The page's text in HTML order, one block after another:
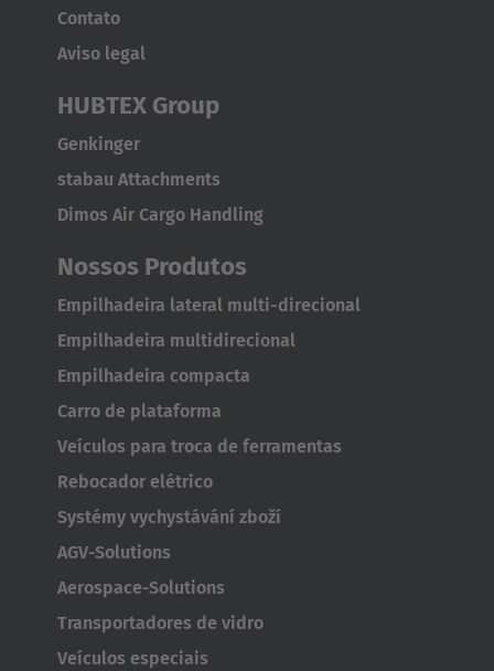
EUROPE
Belgium
Česká republika
Cesko
Deutschland
Deutsch
France
Français
Italia
Italiano
Contato
Aviso legal
HUBTEX Group
Genkinger
stabau Attachments
Dimos Air Cargo Handling
Nossos Produtos
Empilhadeira lateral multi-direcional
Empilhadeira multidirecional
Empilhadeira compacta
Carro de plataforma
Veículos para troca de ferramentas
Rebocador elétrico
Systémy vychystávání zboží
AGV-Solutions
Aerospace-Solutions
Transportadores de vidro
Veículos especiais